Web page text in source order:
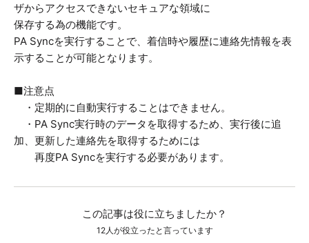
ザからアクセスできないセキュアな領域に
保存する為の機能です。
PA Syncを実行することで、着信時や履歴に連絡先情報を表
示することが可能となります。
■注意点
・定期的に自動実行することはできません。
・PA Sync実行時のデータを取得するため、実行後に追
加、更新した連絡先を取得するためには
再度PA Syncを実行する必要があります。
この記事は役に立ちましたか？
12人が役立ったと言っています